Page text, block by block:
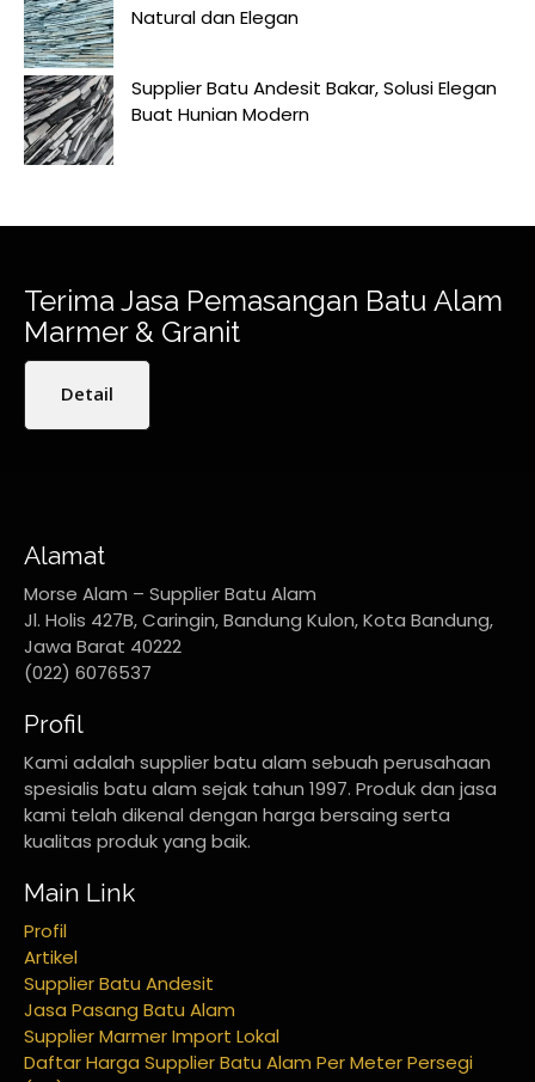
Natural dan Elegan
Supplier Batu Andesit Bakar, Solusi Elegan
Buat Hunian Modern
Terima Jasa Pemasangan Batu Alam
Marmer & Granit
Detail
Alamat
Morse Alam – Supplier Batu Alam
Jl. Holis 427B, Caringin, Bandung Kulon, Kota Bandung,
Jawa Barat 40222
(022) 6076537
Profil
Kami adalah supplier batu alam sebuah perusahaan
spesialis batu alam sejak tahun 1997. Produk dan jasa
kami telah dikenal dengan harga bersaing serta
kualitas produk yang baik.
Main Link
Profil
Artikel
Supplier Batu Andesit
Jasa Pasang Batu Alam
Supplier Marmer Import Lokal
Daftar Harga Supplier Batu Alam Per Meter Persegi